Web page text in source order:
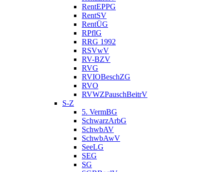
RentEPPG
RentSV
RentÜG
RPflG
RRG 1992
RSVwV
RV-BZV
RVG
RVIOBeschZG
RVO
RVWZPauschBeitrV
S-Z
5. VermBG
SchwarzArbG
SchwbAV
SchwbAwV
SeeLG
SEG
SG